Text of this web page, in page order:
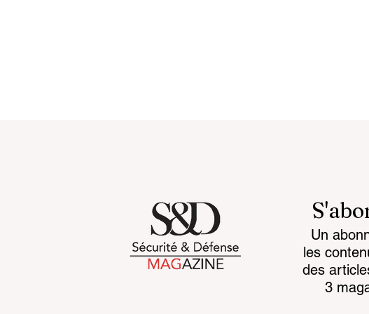
Customs 2030: a new era
Cognitive
CCP's war for the
Un
les
des
3